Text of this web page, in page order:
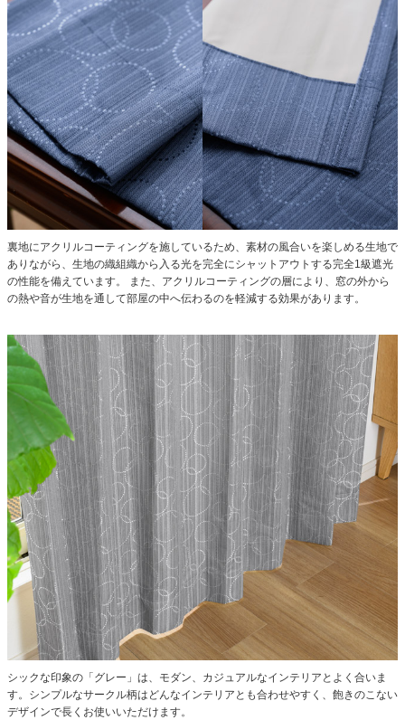
裏地にアクリルコーティングを施しているため、素材の風合いを楽しめる生地で
ありながら、生地の織組織から入る光を完全にシャットアウトする完全1級遮光
の性能を備えています。 また、アクリルコーティングの層により、窓の外から
の熱や音が生地を通して部屋の中へ伝わるのを軽減する効果があります。
シックな印象の「グレー」は、モダン、カジュアルなインテリアとよく合いま
す。シンプルなサークル柄はどんなインテリアとも合わせやすく、飽きのこない
デザインで長くお使いいただけます。